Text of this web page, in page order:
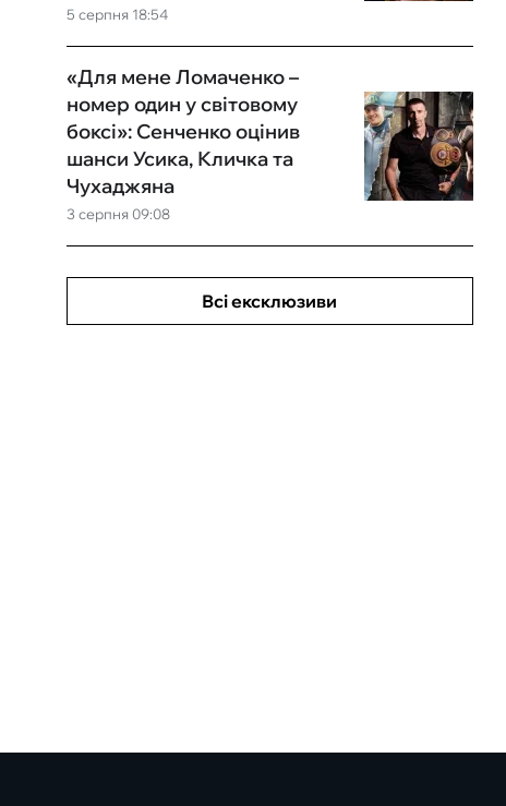
5 серпня 18:54
3 серпня 09:08
«Для мене Ломаченко –
номер один у світовому
боксі»: Сенченко оцінив
шанси Усика, Кличка та
Чухаджяна
Всі ексклюзиви